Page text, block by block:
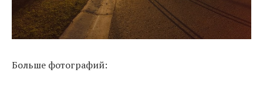
Больше фотографий: